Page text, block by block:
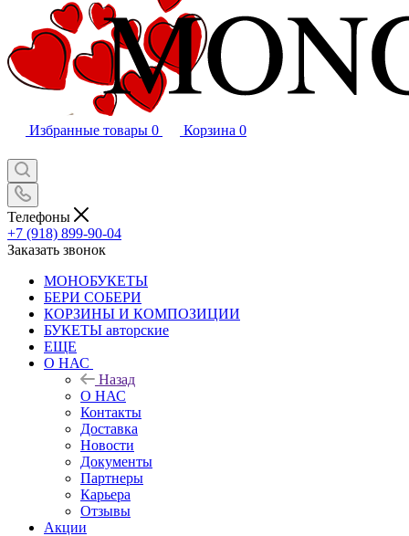
Избранные товары 0 Корзина 0
Телефоны
+7 (918) 899-90-04
Заказать звонок
МОНОБУКЕТЫ
БЕРИ СОБЕРИ
КОРЗИНЫ И КОМПОЗИЦИИ
БУКЕТЫ авторские
ЕЩЕ
О НАС
Назад
О НАС
Контакты
Доставка
Новости
Документы
Партнеры
Карьера
Отзывы
Акции